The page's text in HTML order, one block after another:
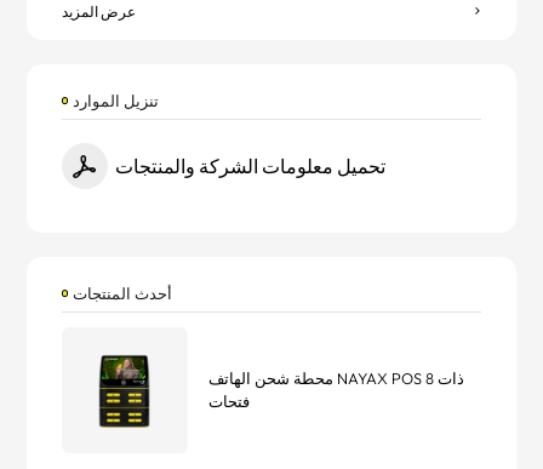
عرض المزيد
تنزيل الموارد
تحميل معلومات الشركة والمنتجات
أحدث المنتجات
محطة شحن الهاتف NAYAX POS ذات 8
فتحات